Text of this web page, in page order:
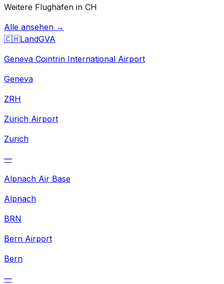
Weitere Flughäfen in CH
Alle ansehen →
🇨🇭LandGVA
Geneva Cointrin International Airport
Geneva
ZRH
Zürich Airport
Zurich
—
Alpnach Air Base
Alpnach
BRN
Bern Airport
Bern
—